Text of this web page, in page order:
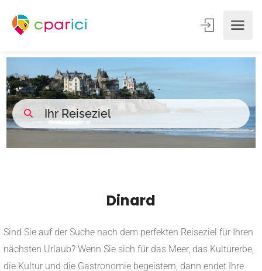
Dinard
Sind Sie auf der Suche nach dem perfekten Reiseziel für Ihren
nächsten Urlaub? Wenn Sie sich für das Meer, das Kulturerbe,
die Kultur und die Gastronomie begeistern, dann endet Ihre